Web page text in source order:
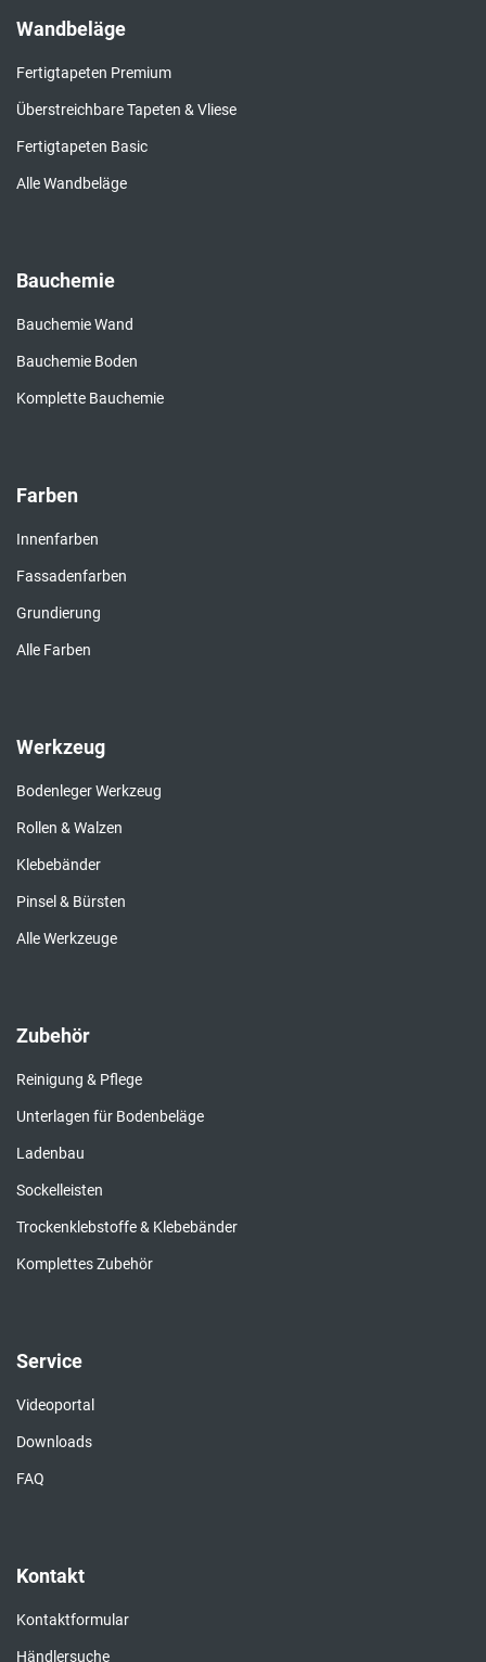
Wandbeläge
Fertigtapeten Premium
Überstreichbare Tapeten & Vliese
Fertigtapeten Basic
Alle Wandbeläge
Bauchemie
Bauchemie Wand
Bauchemie Boden
Komplette Bauchemie
Farben
Innenfarben
Fassadenfarben
Grundierung
Alle Farben
Werkzeug
Bodenleger Werkzeug
Rollen & Walzen
Klebebänder
Pinsel & Bürsten
Alle Werkzeuge
Zubehör
Reinigung & Pflege
Unterlagen für Bodenbeläge
Ladenbau
Sockelleisten
Trockenklebstoffe & Klebebänder
Komplettes Zubehör
Service
Videoportal
Downloads
FAQ
Kontakt
Kontaktformular
Händlersuche